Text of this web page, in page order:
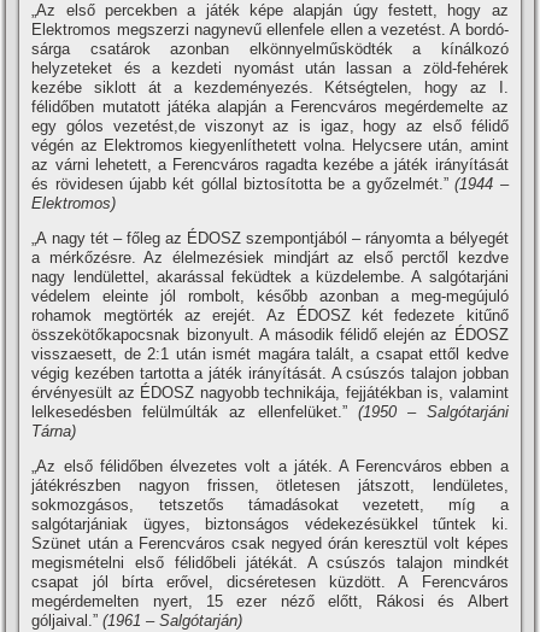
„Az első percekben a játék képe alapján úgy festett, hogy az
Elektromos megszerzi nagynevű ellenfele ellen a vezetést. A bordó-
sárga csatárok azonban elkönnyelműsködték a kí­nálkozó
helyzeteket és a kezdeti nyomást után lassan a zöld-fehérek
kezébe siklott át a kezdeményezés. Kétségtelen, hogy az I.
félidőben mutatott játéka alapján a Ferencváros megérdemelte az
egy gólos vezetést,de viszonyt az is igaz, hogy az első félidő
végén az Elektromos kiegyenlí­thetett volna. Helycsere után, amint
az várni lehetett, a Ferencváros ragadta kezébe a játék irányí­tását
és rövidesen újabb két góllal biztosí­totta be a győzelmét.”(1944 –
Elektromos)
„A nagy tét – főleg az ÉDOSZ szempontjából – rányomta a bélyegét
a mérkőzésre. Az élelmezésiek mindjárt az első perctől kezdve
nagy lendülettel, akarással feküdtek a küzdelembe. A salgótarjáni
védelem eleinte jól rombolt, később azonban a meg-megújuló
rohamok megtörték az erejét. Az ÉDOSZ két fedezete kitűnő
összekötőkapocsnak bizonyult. A második félidő elején az ÉDOSZ
visszaesett, de 2:1 után ismét magára talált, a csapat ettől kedve
végig kezében tartotta a játék irányí­tását. A csúszós talajon jobban
érvényesült az ÉDOSZ nagyobb technikája, fejjátékban is, valamint
lelkesedésben felülmúlták az ellenfelüket.” (1950 – Salgótarjáni
Tárna)
„Az első félidőben élvezetes volt a játék. A Ferencváros ebben a
játékrészben nagyon frissen, ötletesen játszott, lendületes,
sokmozgásos, tetszetős támadásokat vezetett, mí­g a
salgótarjániak ügyes, biztonságos védekezésükkel tűntek ki.
Szünet után a Ferencváros csak negyed órán keresztül volt képes
megismételni első félidőbeli játékát. A csúszós talajon mindkét
csapat jól bí­rta erővel, dicséretesen küzdött. A Ferencváros
megérdemelten nyert, 15 ezer néző előtt, Rákosi és Albert
góljaival.”(1961 – Salgótarján)